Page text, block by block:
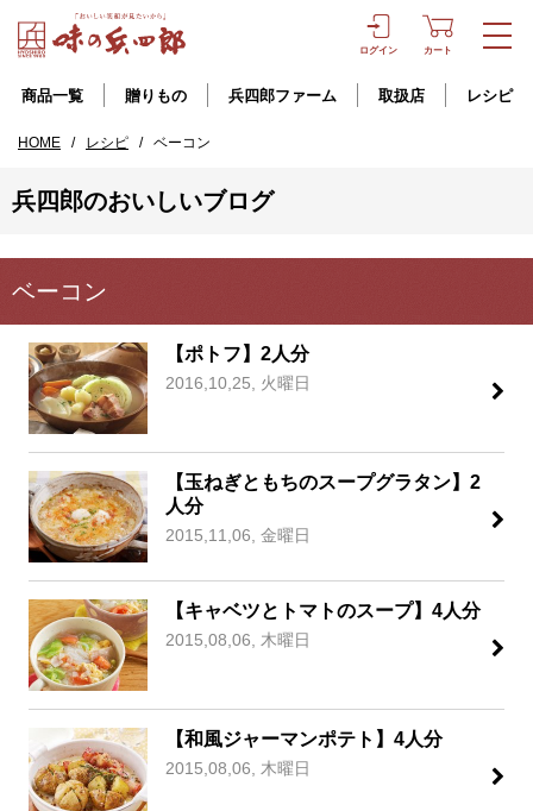
ログイン カート
商品一覧 贈りもの 兵四郎ファーム 取扱店 レシピ
HOME / レシピ / ベーコン
兵四郎のおいしいブログ
ベーコン
【ポトフ】2人分
2016,10,25, 火曜日
【玉ねぎともちのスープグラタン】2
人分
2015,11,06, 金曜日
【キャベツとトマトのスープ】4人分
2015,08,06, 木曜日
【和風ジャーマンポテト】4人分
2015,08,06, 木曜日